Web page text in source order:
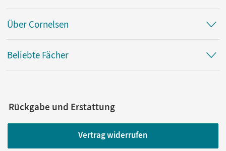
Über Cornelsen
Beliebte Fächer
Rückgabe und Erstattung
Vertrag widerrufen